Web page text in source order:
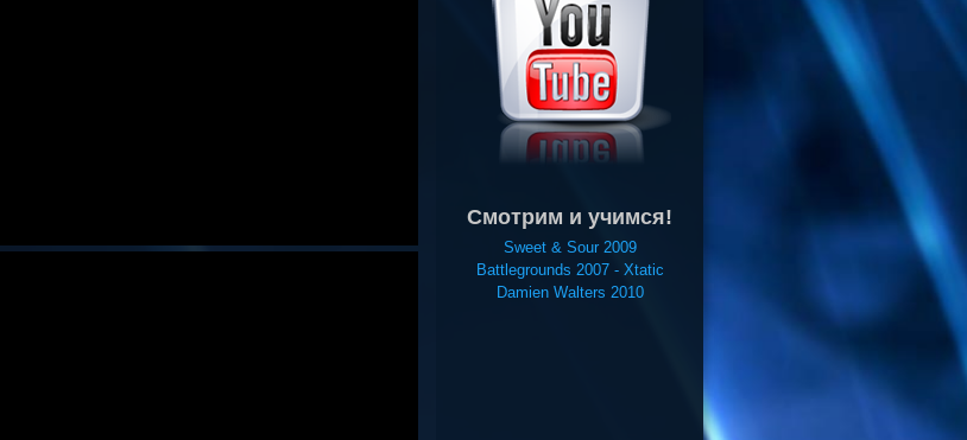
Смотрим и учимся!
Sweet & Sour 2009
Battlegrounds 2007 - Xtatic
Damien Walters 2010